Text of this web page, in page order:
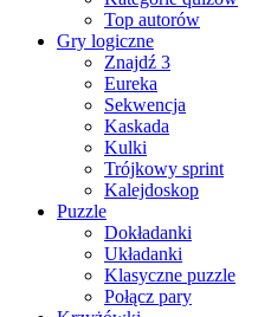
Top autorów
Gry logiczne
Znajdź 3
Eureka
Sekwencja
Kaskada
Kulki
Trójkowy sprint
Kalejdoskop
Puzzle
Dokładanki
Układanki
Klasyczne puzzle
Połącz pary